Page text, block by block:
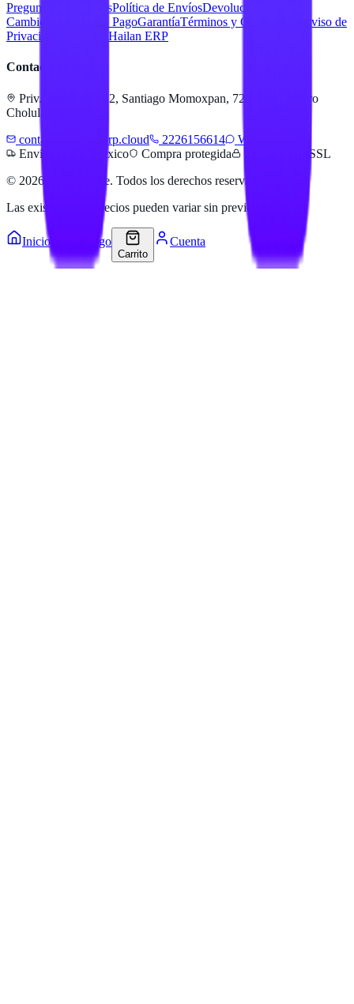
Preguntas FrecuentesPolítica de EnvíosDevoluciones y
Cambios
Métodos de PagoGarantíaTérminos y Condiciones
Aviso de
Privacidad
Servicios Hailan ERP
Contacto
Priv. Alejandra 512, Santiago Momoxpan, 72775 San Pedro
Cholula, Pue.
contacto@hailanerp.cloud
2226156614
WhatsApp
Envíos a todo México
Compra protegida
Pago seguro SSL
© 2026 Hailan Store. Todos los derechos reservados.
Las existencias y precios pueden variar sin previo aviso.
Inicio Catálogo
Carrito
Cuenta